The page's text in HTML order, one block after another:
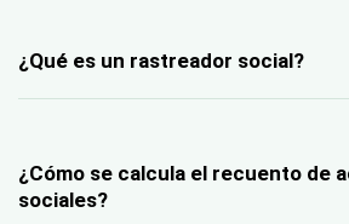
¿Qué es un rastreador social?
¿Cómo se calcula el recuento de
sociales?